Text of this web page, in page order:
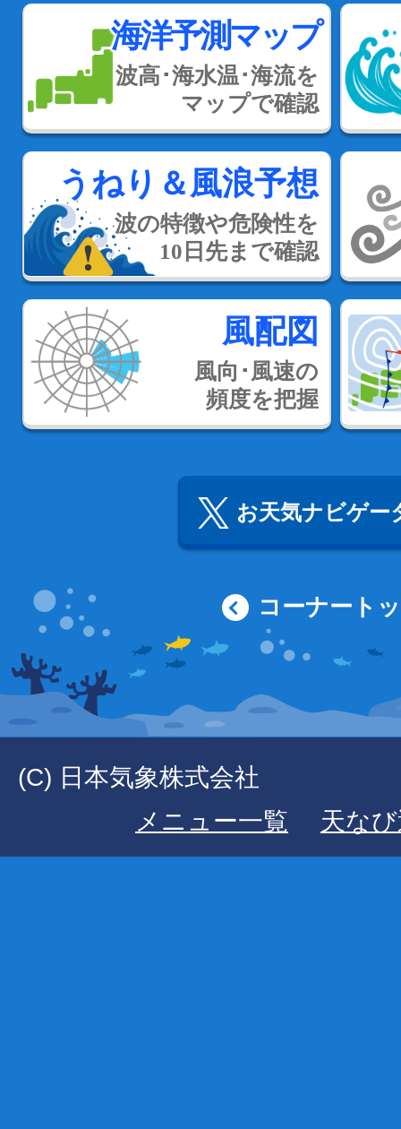
海洋予測マップ
波高･海水温･海流を
マップで確認
うねり＆風浪予想
波の特徴や危険性を
10日先まで確認
風配図
風向･風速の
頻度を把握
お天気ナビゲー
コーナート
(C) 日本気象株式会社
メニュー一覧
天な